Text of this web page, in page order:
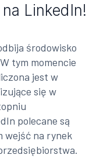
LinkedIn!
środowisko
tym momencie
jest w
się w
polecane są
wejść na rynek